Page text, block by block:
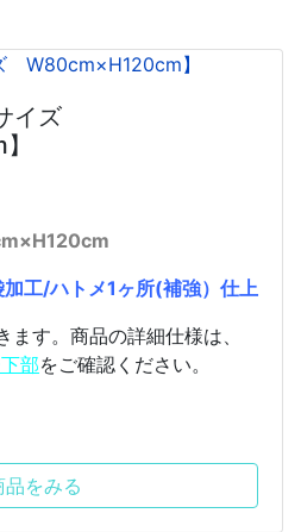
イズ
工/ハトメ1ヶ所(補強）仕上
す。商品の詳細仕様は、
部をご確認ください。
品をみる